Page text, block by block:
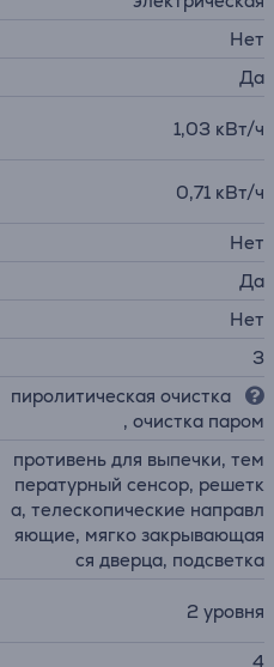
Нет
Да
1,03 кВт/ч
0,71 кВт/ч
Нет
Да
Нет
3
пиролитическая очистка
, очистка паром
противень для выпечки, тем
пературный сенсор, решетк
а, телескопические направл
яющие, мягко закрывающая
ся дверца, подсветка
2 уровня
4